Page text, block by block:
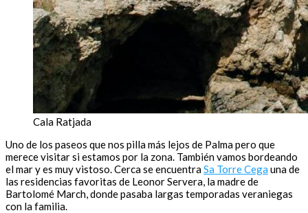
Cala Ratjada
Uno de los paseos que nos pilla más lejos de Palma pero que
merece visitar si estamos por la zona. También vamos bordeando
el mar y es muy vistoso. Cerca se encuentraSa Torre Cega una de
las residencias favoritas de Leonor Servera, la madre de
Bartolomé March, donde pasaba largas temporadas veraniegas
con la familia.